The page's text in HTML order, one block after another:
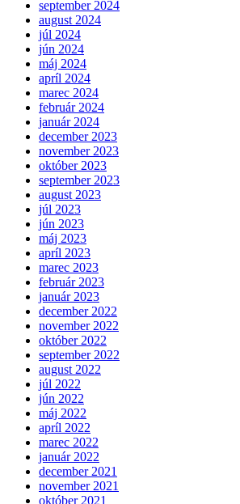
september 2024
august 2024
júl 2024
jún 2024
máj 2024
apríl 2024
marec 2024
február 2024
január 2024
december 2023
november 2023
október 2023
september 2023
august 2023
júl 2023
jún 2023
máj 2023
apríl 2023
marec 2023
február 2023
január 2023
december 2022
november 2022
október 2022
september 2022
august 2022
júl 2022
jún 2022
máj 2022
apríl 2022
marec 2022
január 2022
december 2021
november 2021
október 2021